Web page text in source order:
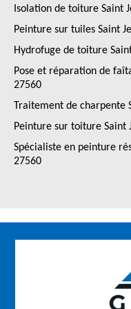
Isolation de toiture Saint
Peinture sur tuiles Saint
Hydrofuge de toiture
Pose et réparation de
27560
Traitement de charpente
Peinture sur toiture Saint
Spécialiste en peinture
27560